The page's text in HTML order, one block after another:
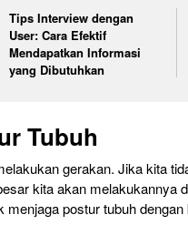
Tips Interview dengan
User: Cara Efektif
Mendapatkan Informasi
yang Dibutuhkan
Tubuh
gerakan. Jika kita
kita akan melakukannya
postur tubuh